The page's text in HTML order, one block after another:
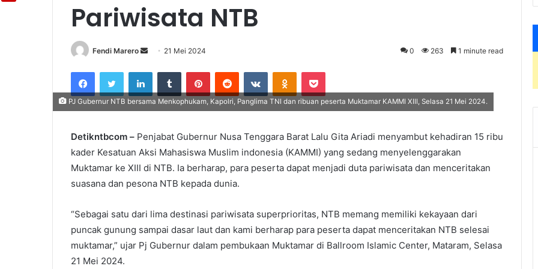
Pariwisata NTB
Fendi Marero
Send21 Mei 2024 0 263 1 minute read
FacebookTwitter LinkedIn Tumblr PinterestReddit VKontakteOdnoklassniki
PJ Gubernur NTB bersama Menkophukam, Kapolri, Panglima TNI dan ribuan peserta Muktamar KAMMI XIII, Selasa 21 Mei 2024.
Detikntbcom – Penjabat Gubernur Nusa Tenggara Barat Lalu Gita Ariadi menyambut kehadiran 15 ribu
kader Kesatuan Aksi Mahasiswa Muslim indonesia (KAMMI) yang sedang menyelenggarakan
Muktamar ke XIII di NTB. Ia berharap, para peserta dapat menjadi duta pariwisata dan menceritakan
suasana dan pesona NTB kepada dunia.
“Sebagai satu dari lima destinasi pariwisata superprioritas, NTB memang memiliki kekayaan dari
puncak gunung sampai dasar laut dan kami berharap para peserta dapat menceritakan NTB selesai
muktamar,” ujar Pj Gubernur dalam pembukaan Muktamar di Ballroom Islamic Center, Mataram, Selasa
21 Mei 2024.